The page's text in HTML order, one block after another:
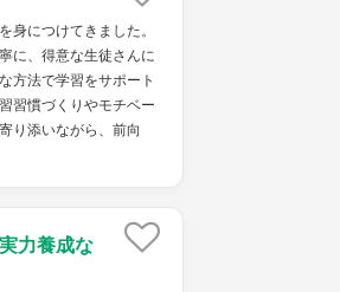
身につけてきました。
に、得意な生徒さんに
方法で学習をサポート
習慣づくりやモチベー
り添いながら、前向
力養成な